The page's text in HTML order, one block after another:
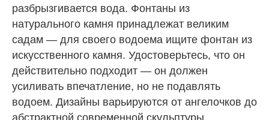
разбрызгивается вода. Фонтаны из
натурального камня принадлежат великим
садам — для своего водоема ищите фонтан из
искусственного камня. Удостоверьтесь, что он
действительно подходит — он должен
усиливать впечатление, но не подавлять
водоем. Дизайны варьируются от ангелочков до